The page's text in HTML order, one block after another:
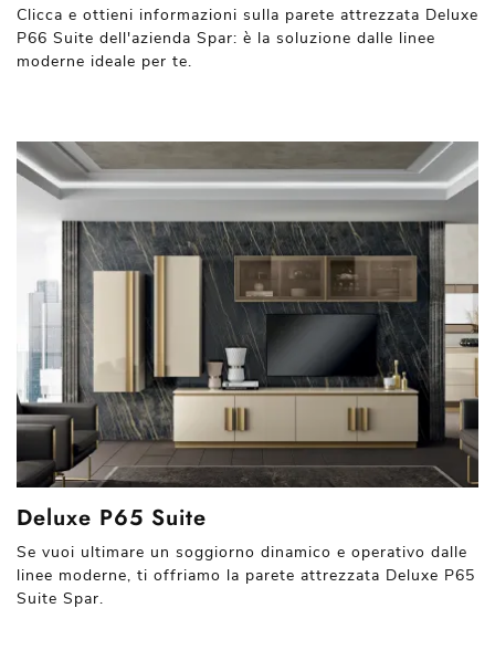
Clicca e ottieni informazioni sulla parete attrezzata Deluxe
P66 Suite dell'azienda Spar: è la soluzione dalle linee
moderne ideale per te.
Deluxe P65 Suite
Se vuoi ultimare un soggiorno dinamico e operativo dalle
linee moderne, ti offriamo la parete attrezzata Deluxe P65
Suite Spar.